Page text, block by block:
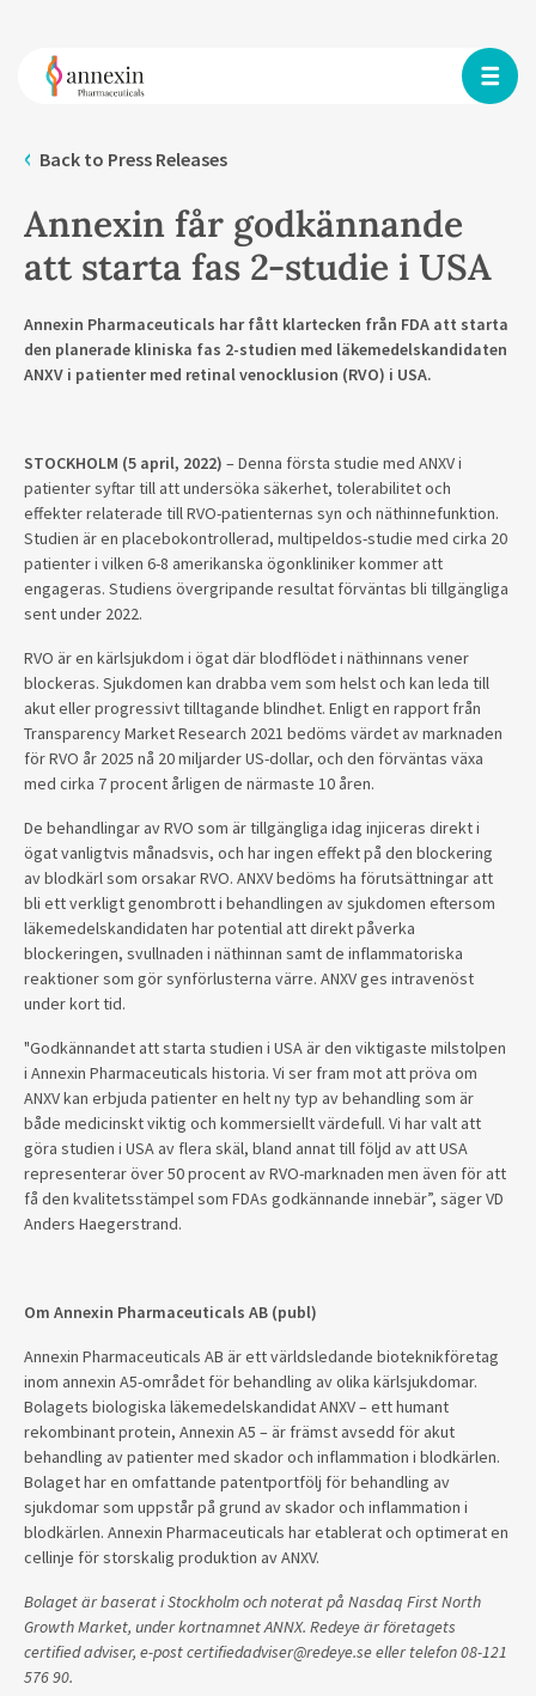
Back to Press Releases
Annexin får godkännande
att starta fas 2-studie i USA
Annexin Pharmaceuticals har fått klartecken från FDA att starta
den planerade kliniska fas 2-studien med läkemedelskandidaten
ANXV i patienter med retinal venocklusion (RVO) i USA.
STOCKHOLM (5 april, 2022) – Denna första studie med ANXV i
patienter syftar till att undersöka säkerhet, tolerabilitet och
effekter relaterade till RVO-patienternas syn och näthinnefunktion.
Studien är en placebokontrollerad, multipeldos-studie med cirka 20
patienter i vilken 6-8 amerikanska ögonkliniker kommer att
engageras. Studiens övergripande resultat förväntas bli tillgängliga
sent under 2022.
RVO är en kärlsjukdom i ögat där blodflödet i näthinnans vener
blockeras. Sjukdomen kan drabba vem som helst och kan leda till
akut eller progressivt tilltagande blindhet. Enligt en rapport från
Transparency Market Research 2021 bedöms värdet av marknaden
för RVO år 2025 nå 20 miljarder US-dollar, och den förväntas växa
med cirka 7 procent årligen de närmaste 10 åren.
De behandlingar av RVO som är tillgängliga idag injiceras direkt i
ögat vanligtvis månadsvis, och har ingen effekt på den blockering
av blodkärl som orsakar RVO. ANXV bedöms ha förutsättningar att
bli ett verkligt genombrott i behandlingen av sjukdomen eftersom
läkemedelskandidaten har potential att direkt påverka
blockeringen, svullnaden i näthinnan samt de inflammatoriska
reaktioner som gör synförlusterna värre. ANXV ges intravenöst
under kort tid.
"Godkännandet att starta studien i USA är den viktigaste milstolpen
i Annexin Pharmaceuticals historia. Vi ser fram mot att pröva om
ANXV kan erbjuda patienter en helt ny typ av behandling som är
både medicinskt viktig och kommersiellt värdefull. Vi har valt att
göra studien i USA av flera skäl, bland annat till följd av att USA
representerar över 50 procent av RVO-marknaden men även för att
få den kvalitetsstämpel som FDAs godkännande innebär”, säger VD
Anders Haegerstrand.
Om Annexin Pharmaceuticals AB (publ)
Annexin Pharmaceuticals AB är ett världsledande bioteknikföretag
inom annexin A5-området för behandling av olika kärlsjukdomar.
Bolagets biologiska läkemedelskandidat ANXV – ett humant
rekombinant protein, Annexin A5 – är främst avsedd för akut
behandling av patienter med skador och inflammation i blodkärlen.
Bolaget har en omfattande patentportfölj för behandling av
sjukdomar som uppstår på grund av skador och inflammation i
blodkärlen. Annexin Pharmaceuticals har etablerat och optimerat en
cellinje för storskalig produktion av ANXV.
Bolaget är baserat i Stockholm och noterat på Nasdaq First North
Growth Market, under kortnamnet ANNX. Redeye är företagets
certified adviser, e-post certifiedadviser@redeye.se eller telefon 08-121
576 90.